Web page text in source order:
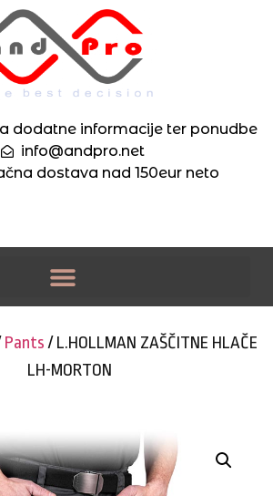
dodatne informacije ter ponudbe
info@andpro.net
dostava nad 150eur neto
Pants/ L.HOLLMAN ZAŠČITNE HLAČE
LH-MORTON